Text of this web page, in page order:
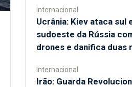
Internacional
Ucrânia: Kiev ataca sul
sudoeste da Rússia
drones e danifica duas
Internacional
Irão: Guarda